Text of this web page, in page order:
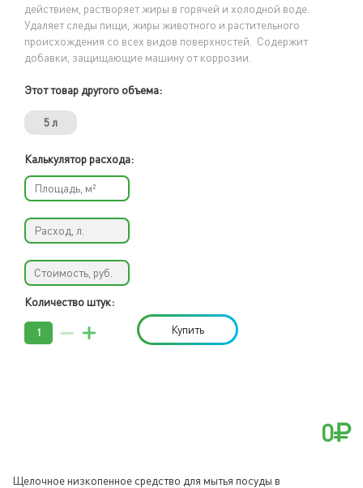
действием, растворяет жиры в горячей и холодной воде.
Удаляет следы пищи, жиры животного и растительного
происхождения со всех видов поверхностей. Содержит
добавки, защищающие машину от коррозии.
Этот товар другого объема:
5 л
Калькулятор расхода:
Количество штук:
Купить
0
Щелочное низкопенное средство для мытья посуды в